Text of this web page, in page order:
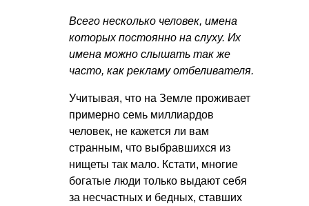
Всего несколько человек, имена
которых постоянно на слуху. Их
имена можно слышать так же
часто, как рекламу отбеливателя.
Учитывая, что на Земле проживает
примерно семь миллиардов
человек, не кажется ли вам
странным, что выбравшихся из
нищеты так мало. Кстати, многие
богатые люди только выдают себя
за несчастных и бедных, ставших